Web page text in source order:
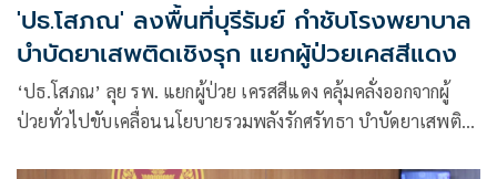
'ปธ.โสภณ' ลงพื้นที่บุรีรัมย์ กำชับโรงพยาบาล
บำบัดยาเสพติดเชิงรุก แยกผู้ป่วยเคสสีแดง
‘ปธ.โสภณ’ ลุย รพ. แยกผู้ป่วย เครสสีแดง คลุ้มคลั่งออกจากผู้
ป่วยทั่วไปขับเคลื่อนนโยบายรวมพลังรักศรัทธา บำบัดยาเสพติด